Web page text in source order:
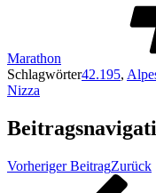
Marathon
Schlagwörter42.195,
Nizza
Vorheriger BeitragZurück